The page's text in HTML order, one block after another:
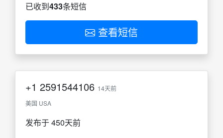
已收到433条短信
查看短信
+1 2591544106 14天前
美国 USA
发布于 450天前